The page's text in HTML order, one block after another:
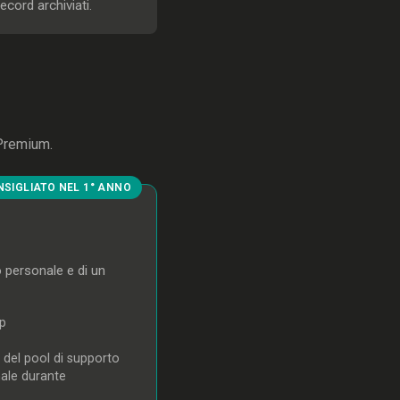
archiviati.
NEL 1° ANNO
e di un
del pool di supporto
durante